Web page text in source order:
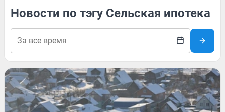
Новости по тэгу Сельская ипотека